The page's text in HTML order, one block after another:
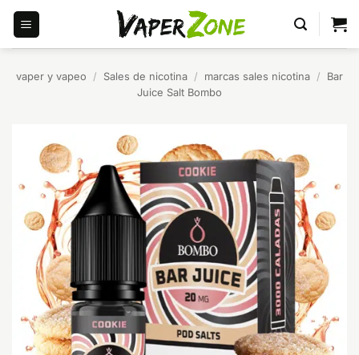
Saltar
contenido
vaper y vapeo / Sales de nicotina / marcas sales nicotina /
Bar
Juice Salt Bombo